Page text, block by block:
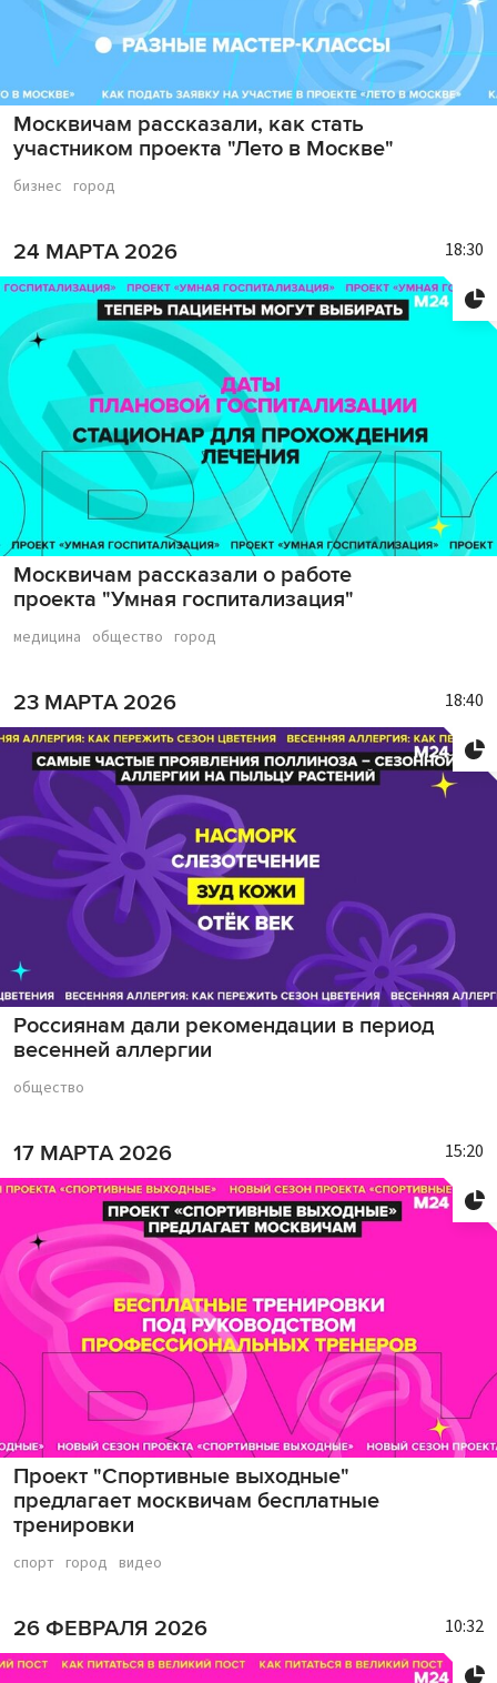
Москвичам рассказали, как стать
участником проекта "Лето в Москве"
бизнес город
24 МАРТА 2026
Москвичам рассказали о работе
проекта "Умная госпитализация"
18:30
медицина общество город
23 МАРТА 2026
Россиянам дали рекомендации в период
весенней аллергии
18:40
общество
17 МАРТА 2026
Проект "Спортивные выходные"
предлагает москвичам бесплатные
тренировки
15:20
спорт город видео
26 ФЕВРАЛЯ 2026 10:32